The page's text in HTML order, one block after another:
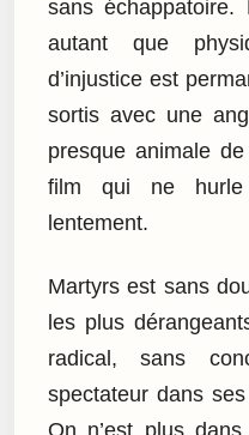
sans
autant que
d’injustice est
sortis avec une
presque animale de
film qui ne
lentement.
Martyrs est sans
les plus
radical, sans
spectateur dans
On n’est plus